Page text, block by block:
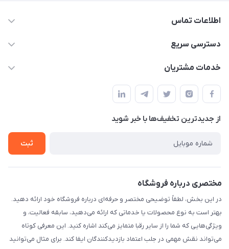
اطلاعات تماس
۰۲۱۰۰۰۰۰۰۰۰
دسترسی سریع
حساب کاربری
لیست محصولات
درباره ما
خدمات مشتریان
قوانین و مقررات
حریم خصوصی
راهنما
از جدید‌ترین تخفیف‌ها با‌ خبر شوید
ثبت
مختصری درباره فروشگاه
در این بخش، لطفاً توضیحی مختصر و حرفه‌ای درباره فروشگاه خود ارائه دهید.
بهتر است به نوع محصولات یا خدماتی که ارائه می‌دهید، سابقه فعالیت، و
ویژگی‌هایی که شما را از سایر رقبا متمایز می‌کند اشاره کنید. این معرفی کوتاه
می‌تواند نقش مهمی در جلب اعتماد بازدیدکنندگان ایفا کند. برای مثال می‌توانید